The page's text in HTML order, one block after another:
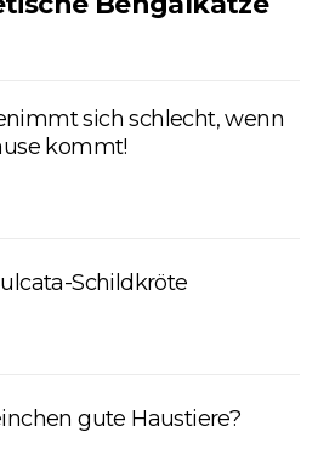
sich schlecht, wenn
kommt!
Schildkröte
gute Haustiere?